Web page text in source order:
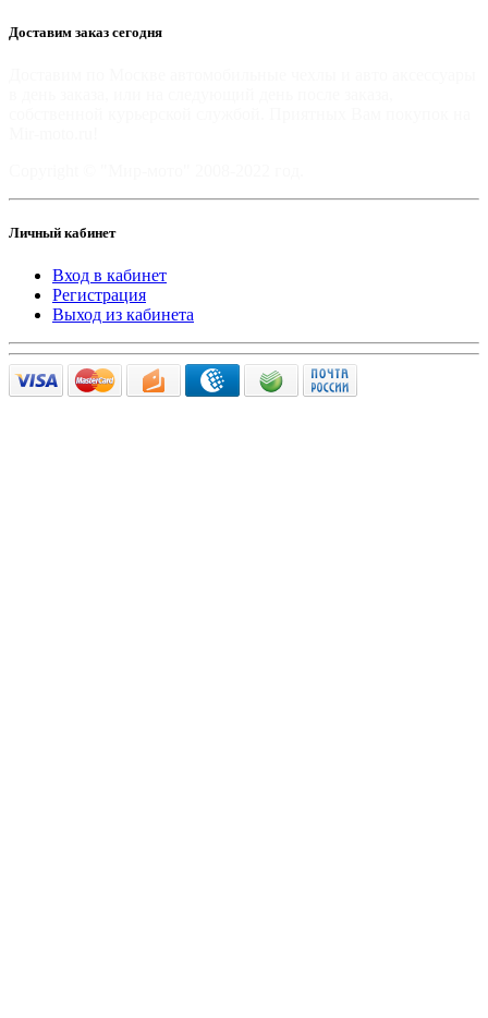
Доставим заказ сегодня
Личный кабинет
Вход в кабинет
Регистрация
Выход из кабинета